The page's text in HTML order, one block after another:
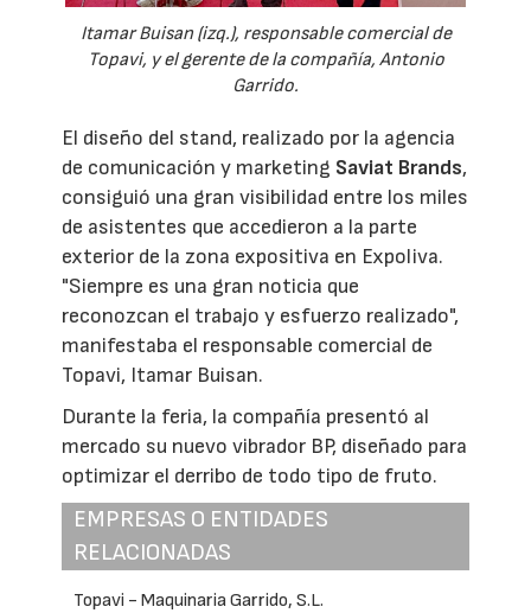
Itamar Buisan (izq.), responsable comercial de
Topavi, y el gerente de la compañía, Antonio
Garrido.
El diseño del stand, realizado por la agencia
de comunicación y marketing Saviat Brands,
consiguió una gran visibilidad entre los miles
de asistentes que accedieron a la parte
exterior de la zona expositiva en Expoliva.
"Siempre es una gran noticia que
reconozcan el trabajo y esfuerzo realizado",
manifestaba el responsable comercial de
Topavi, Itamar Buisan.
Durante la feria, la compañía presentó al
mercado su nuevo vibrador BP, diseñado para
optimizar el derribo de todo tipo de fruto.
EMPRESAS O ENTIDADES
RELACIONADAS
Topavi - Maquinaria Garrido, S.L.